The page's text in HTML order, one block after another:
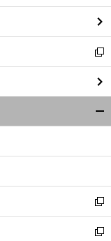
ウ
で
開
く
新
し
い
ウ
ィ
ン
ウ
開
く
新
し
い
新